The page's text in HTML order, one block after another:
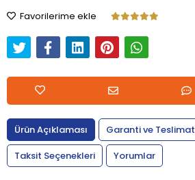
Favorilerime ekle
Ürün Açıklaması
Garanti ve Teslimat
Taksit Seçenekleri
Yorumlar